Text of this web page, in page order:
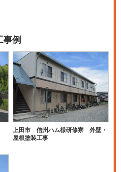
事例
上田市 信州ハム様研修寮 外壁・
屋根塗装工事